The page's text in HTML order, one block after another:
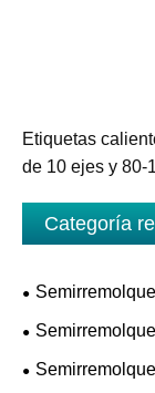
Etiquetas
de 10 ejes y 80-
Categoría